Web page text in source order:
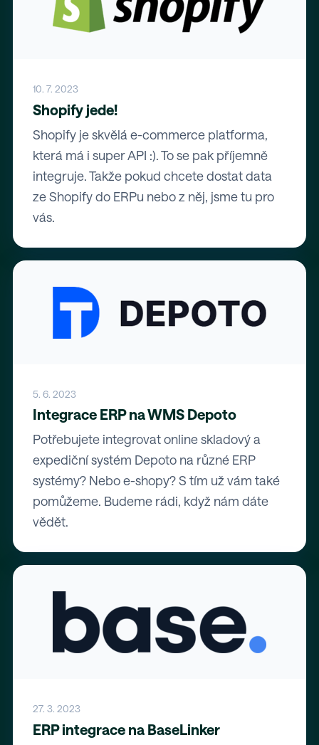
10. 7. 2023
Shopify jede!
Shopify je skvělá e-commerce platforma,
která má i super API :). To se pak příjemně
integruje. Takže pokud chcete dostat data
ze Shopify do ERPu nebo z něj, jsme tu pro
vás.
5. 6. 2023
Integrace ERP na WMS Depoto
Potřebujete integrovat online skladový a
expediční systém Depoto na různé ERP
systémy? Nebo e-shopy? S tím už vám také
pomůžeme. Budeme rádi, když nám dáte
vědět.
27. 3. 2023
ERP integrace na BaseLinker